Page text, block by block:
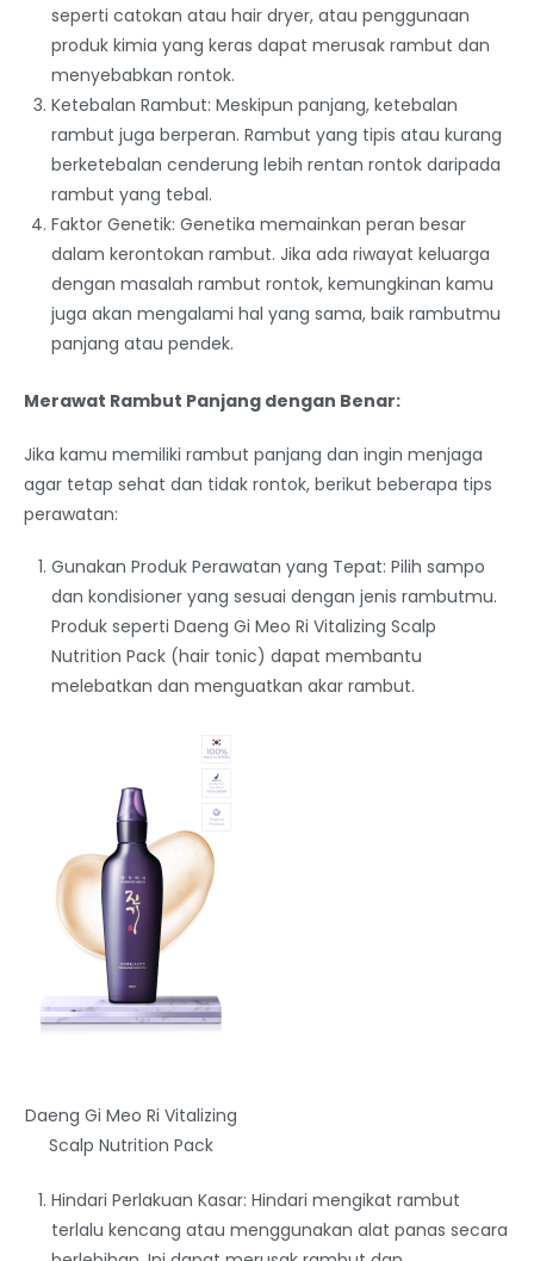
seperti catokan atau hair dryer, atau penggunaan
produk kimia yang keras dapat merusak rambut dan
menyebabkan rontok.
Ketebalan Rambut: Meskipun panjang, ketebalan
rambut juga berperan. Rambut yang tipis atau kurang
berketebalan cenderung lebih rentan rontok daripada
rambut yang tebal.
Faktor Genetik: Genetika memainkan peran besar
dalam kerontokan rambut. Jika ada riwayat keluarga
dengan masalah rambut rontok, kemungkinan kamu
juga akan mengalami hal yang sama, baik rambutmu
panjang atau pendek.
Merawat Rambut Panjang dengan Benar:
Jika kamu memiliki rambut panjang dan ingin menjaga
agar tetap sehat dan tidak rontok, berikut beberapa tips
perawatan:
Gunakan Produk Perawatan yang Tepat: Pilih sampo
dan kondisioner yang sesuai dengan jenis rambutmu.
Produk seperti Daeng Gi Meo Ri Vitalizing Scalp
Nutrition Pack (hair tonic) dapat membantu
melebatkan dan menguatkan akar rambut.
Daeng Gi Meo Ri Vitalizing
Scalp Nutrition Pack
Hindari Perlakuan Kasar: Hindari mengikat rambut
terlalu kencang atau menggunakan alat panas secara